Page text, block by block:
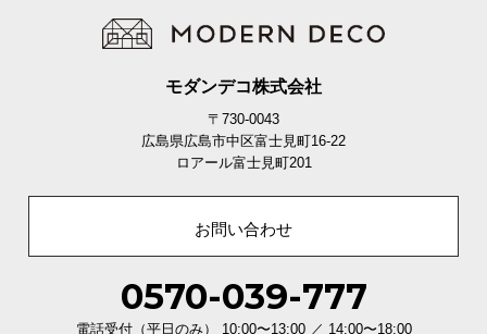
モダンデコ株式会社
〒730-0043
広島県広島市中区富士見町16-22
ロアール富士見町201
お問い合わせ
0570-039-777
電話受付（平日のみ） 10:00〜13:00 ／ 14:00〜18:00